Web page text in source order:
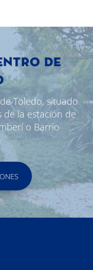
DE
Toledo, situado
de la estación de
o Barrio